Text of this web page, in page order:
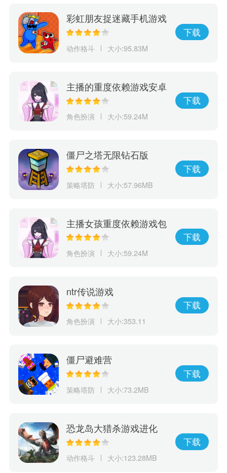
彩虹朋友捉迷藏手机游戏
动作格斗 大小:95.83M
下载
主播的重度依赖游戏安卓
角色扮演 大小:59.24M
下载
僵尸之塔无限钻石版
策略塔防 大小:57.96MB
下载
主播女孩重度依赖游戏包
角色扮演 大小:59.24M
下载
ntr传说游戏
角色扮演 大小:353.11
下载
僵尸避难营
策略塔防 大小:73.2MB
下载
恐龙岛大猎杀游戏进化
动作格斗 大小:123.28MB
下载